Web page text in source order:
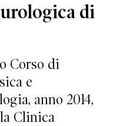
di
Corso di
e
anno 2014,
Clinica